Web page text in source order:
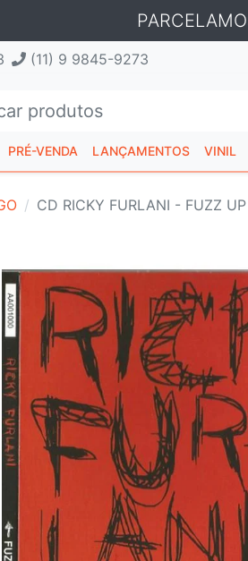
(11) 9 9845-9273
PRÉ-VENDA LANÇAMENTOS VINIL
CD RICKY FURLANI - FUZZ UP